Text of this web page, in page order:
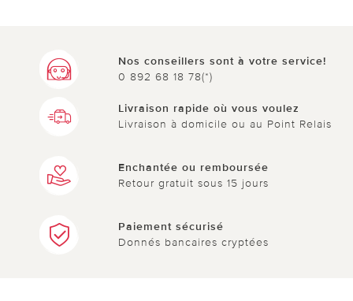
Nos conseillers sont à votre service!
0 892 68 18 78(*)
Livraison rapide où vous voulez
Livraison à domicile ou au Point Relais
Enchantée ou remboursée
Retour gratuit sous 15 jours
Paiement sécurisé
Donnés bancaires cryptées